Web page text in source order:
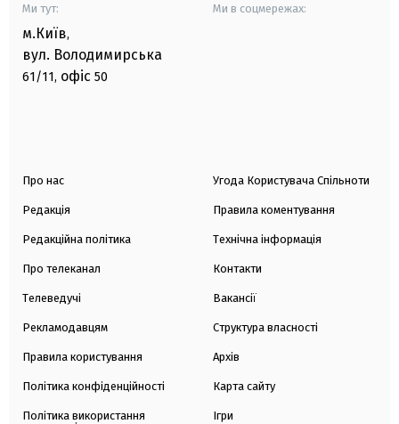
Ми тут:
м.Київ,
вул. Володимирська
61/11, офіс 50
Ми в соцмережах:
Про нас
Редакція
Редакційна політика
Про телеканал
Телеведучі
Рекламодавцям
Правила користування
Політика конфіденційності
Політика використання
Угода Користувача Спільноти
Правила коментування
Технічна інформація
Контакти
Вакансії
Структура власності
Архів
Карта сайту
Ігри